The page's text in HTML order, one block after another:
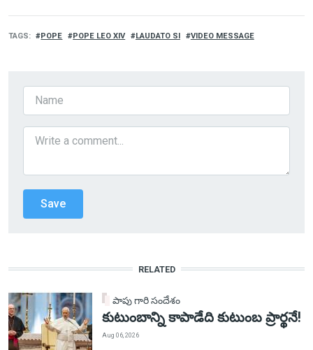
TAGS POPE POPE LEO XIV LAUDATO SI VIDEO MESSAGE
RELATED
పాపు గారి సందేశం
కుటుంబాన్ని కాపాడేది కుటుంబ ప్రార్థనే!
Aug 06, 2026